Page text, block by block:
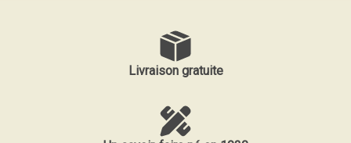
Livraison gratuite